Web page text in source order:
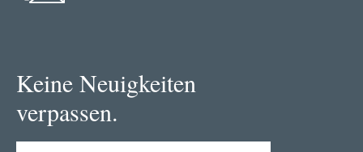
Keine Neuigkeiten
verpassen.